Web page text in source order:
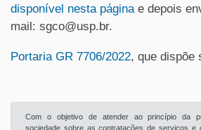
disponível nesta páginae depois
mail: sgco@usp.br.
Portaria GR 7706/2022, que dispõe
Com o objetivo de atender ao princípio da
sociedade sobre as contratações de serviços e